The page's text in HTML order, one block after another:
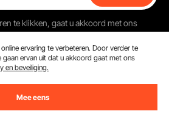
te klikken, gaat u akkoord met ons
ervaring te verbeteren. Door verder te
ervan uit dat u akkoord gaat met ons
en beveiliging.
Mee eens